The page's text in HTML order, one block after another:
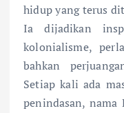
hidup yang terus
Ia dijadikan
kolonialisme,
bahkan
Setiap kali ada
penindasan, nama